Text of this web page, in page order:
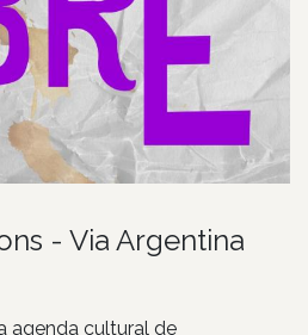
- Via Argentina
agenda cultural de